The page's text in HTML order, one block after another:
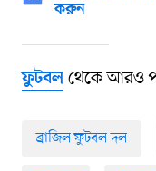
করুন
ফুটবলথেকে আরও
ব্রাজিল ফুটবল দল